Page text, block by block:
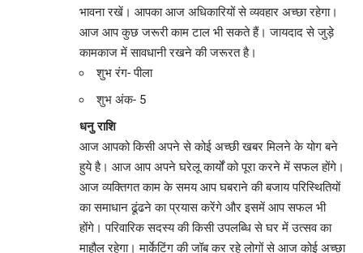
भावना रखें। आपका आज अधिकारियों से व्यवहार अच्छा रहेगा।
आज आप कुछ जरूरी काम टाल भी सकते हैं। जायदाद से जुड़े
कामकाज में सावधानी रखने की जरूरत है।
शुभ रंग- पीला
शुभ अंक- 5
धनु राशि
आज आपको किसी अपने से कोई अच्छी खबर मिलने के योग बने
हुये है। आज आप अपने घरेलू कार्यों को पूरा करने में सफल होंगे।
आज व्यक्तिगत काम के समय आप घबराने की बजाय परिस्थितियों
का समाधान ढूंढने का प्रयास करेंगे और इसमें आप सफल भी
होंगे। परिवारिक सदस्य की किसी उपलब्धि से घर में उत्सव का
माहौल रहेगा। मार्केटिंग की जॉब कर रहे लोगों से आज कोई अच्छा